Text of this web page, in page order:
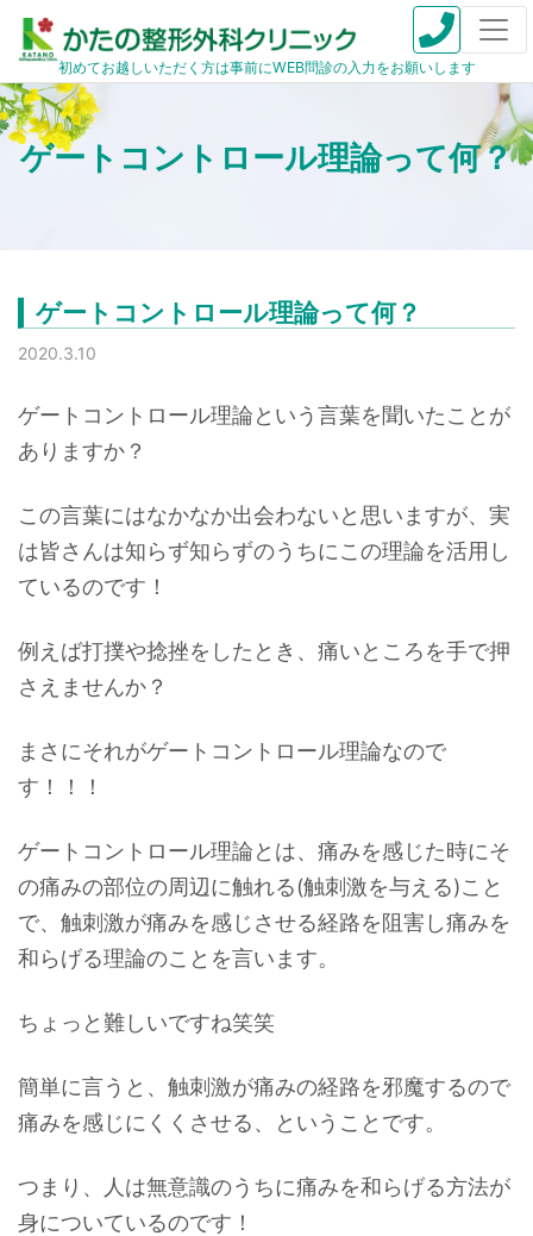
初めてお越しいただく方は事前にWEB問診の入力をお願いします
ゲートコントロール理論って何？
ゲートコントロール理論って何？
2020.3.10
ゲートコントロール理論という言葉を聞いたことが
ありますか？
この言葉にはなかなか出会わないと思いますが、実
は皆さんは知らず知らずのうちにこの理論を活用し
ているのです！
例えば打撲や捻挫をしたとき、痛いところを手で押
さえませんか？
まさにそれがゲートコントロール理論なので
す！！！
ゲートコントロール理論とは、痛みを感じた時にそ
の痛みの部位の周辺に触れる(触刺激を与える)こと
で、触刺激が痛みを感じさせる経路を阻害し痛みを
和らげる理論のことを言います。
ちょっと難しいですね笑笑
簡単に言うと、触刺激が痛みの経路を邪魔するので
痛みを感じにくくさせる、ということです。
つまり、人は無意識のうちに痛みを和らげる方法が
身についているのです！